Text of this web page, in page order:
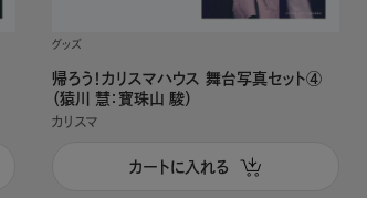
グッズ
帰ろう！カリスマハウス 舞台写真セット④
（猿川 慧：寶珠山 駿）
カリスマ
カートに入れる